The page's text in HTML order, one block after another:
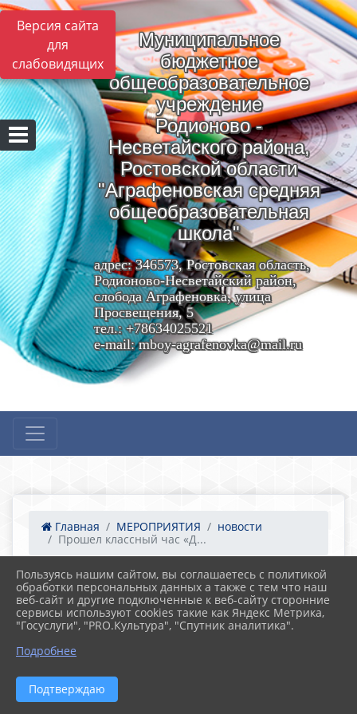
Версия сайта
для
слабовидящих
Муниципальное
бюджетное
общеобразовательное
учреждение
Родионово -
Несветайского района,
Ростовской области
"Аграфеновская средняя
общеобразовательная
школа"
адрес: 346573, Ростовская область,
Родионово-Несветайский район,
слобода Аграфеновка, улица
Просвещения, 5
тел.: +78634025521
e-mail: mboy-agrafenovka@mail.ru
Главная МЕРОПРИЯТИЯ
новости
Прошел классный час «Д...
09.12.2024 12:35 15
Прошел классный час «День Героев
Отечества»
Пользуясь нашим сайтом, вы соглашаетесь с политикой
обработки персональных данных а также с тем что наш
веб-сайт и другие подключенные к веб-сайту сторонние
сервисы используют cookies такие как Яндекс Метрика,
"Госуслуги", "PRO.Культура", "Спутник аналитика".
Подробнее
Подтверждаю